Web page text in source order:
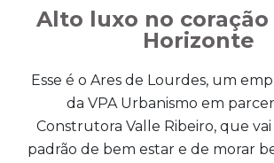
Alto luxo no coração
Horizonte
Esse é o Ares de Lourdes, um
da VPA Urbanismo em
Construtora Valle Ribeiro, que
padrão de bem estar e de morar